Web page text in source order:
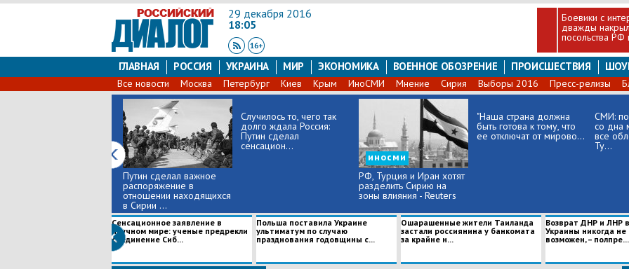
29 декабря 2016
18:05
Боевики с
дважды
посольства
ГЛАВНАЯ РОССИЯ УКРАИНА МИР ЭКОНОМИКА ВОЕННОЕ ОБОЗРЕНИЕ ПРОИСШЕСТВИЯ
Все новости Москва Петербург Киев Крым ИноСМИ Мнение Сирия Выборы 2016 Пресс-релизы
Путин сделал важное
распоряжение в
отношении находящихся
в Сирии ...
Случилось то, чего так
долго ждала Россия:
Путин сделал
сенсацион...
иносми
РФ, Турция и Иран хотят
разделить Сирию на
зоны влияния - Reuters
"Наша страна должна
быть готова к тому, что
ее отключат от мирово...
СМИ:
со дна
все
Ту...
Сенсационное заявление в
научном мире: ученые предрекли
соединение Сиб...
Польша поставила Украине
ультиматум по случаю
празднования годовщины с...
Ошарашенные жители Таиланда
застали россиянина у банкомата
за крайне н...
Возврат ДНР и ЛНР
Украины никогда не
возможен, – полпре...